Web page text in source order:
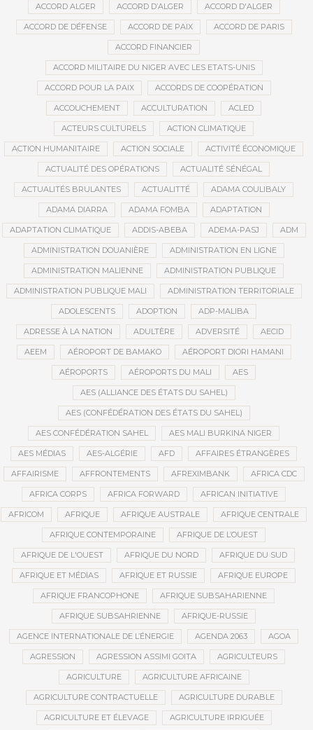
ACCORD ALGER ACCORD D’ALGER ACCORD D'ALGER
ACCORD DE DÉFENSE ACCORD DE PAIX ACCORD DE PARIS
ACCORD FINANCIER
ACCORD MILITAIRE DU NIGER AVEC LES ETATS-UNIS
ACCORD POUR LA PAIX ACCORDS DE COOPÉRATION
ACCOUCHEMENT ACCULTURATION ACLED
ACTEURS CULTURELS ACTION CLIMATIQUE
ACTION HUMANITAIRE ACTION SOCIALE ACTIVITÉ ÉCONOMIQUE
ACTUALITÉ DES OPÉRATIONS ACTUALITÉ SÉNÉGAL
ACTUALITÉS BRULANTES ACTUALITTÉ ADAMA COULIBALY
ADAMA DIARRA ADAMA FOMBA ADAPTATION
ADAPTATION CLIMATIQUE ADDIS-ABEBA ADEMA-PASJ ADM
ADMINISTRATION DOUANIÈRE ADMINISTRATION EN LIGNE
ADMINISTRATION MALIENNE ADMINISTRATION PUBLIQUE
ADMINISTRATION PUBLIQUE MALI ADMINISTRATION TERRITORIALE
ADOLESCENTS ADOPTION ADP-MALIBA
ADRESSE À LA NATION ADULTÈRE ADVERSITÉ AECID
AEEM AÉROPORT DE BAMAKO AÉROPORT DIORI HAMANI
AÉROPORTS AÉROPORTS DU MALI AES
AES (ALLIANCE DES ÉTATS DU SAHEL)
AES (CONFÉDÉRATION DES ÉTATS DU SAHEL)
AES CONFÉDÉRATION SAHEL AES MALI BURKINA NIGER
AES MÉDIAS AES-ALGÉRIE AFD AFFAIRES ÉTRANGÈRES
AFFAIRISME AFFRONTEMENTS AFREXIMBANK AFRICA CDC
AFRICA CORPS AFRICA FORWARD AFRICAN INITIATIVE
AFRICOM AFRIQUE AFRIQUE AUSTRALE AFRIQUE CENTRALE
AFRIQUE CONTEMPORAINE AFRIQUE DE L’OUEST
AFRIQUE DE L'OUEST AFRIQUE DU NORD AFRIQUE DU SUD
AFRIQUE ET MÉDIAS AFRIQUE ET RUSSIE AFRIQUE EUROPE
AFRIQUE FRANCOPHONE AFRIQUE SUBSAHARIENNE
AFRIQUE SUBSAHRIENNE AFRIQUE-RUSSIE
AGENCE INTERNATIONALE DE L’ÉNERGIE AGENDA 2063 AGOA
AGRESSION AGRESSION ASSIMI GOITA AGRICULTEURS
AGRICULTURE AGRICULTURE AFRICAINE
AGRICULTURE CONTRACTUELLE AGRICULTURE DURABLE
AGRICULTURE ET ÉLEVAGE AGRICULTURE IRRIGUÉE